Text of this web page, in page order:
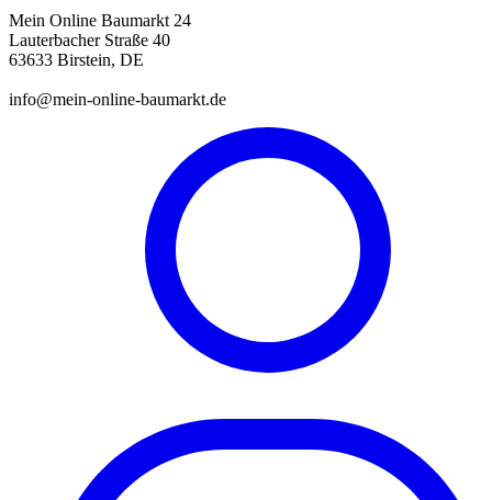
Mein Online Baumarkt 24
Lauterbacher Straße 40
63633 Birstein, DE
info@mein-online-baumarkt.de